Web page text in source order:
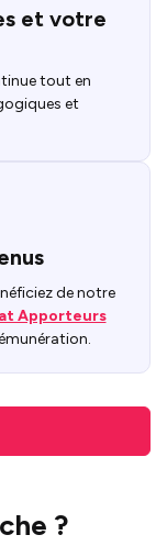
et votre
tout en
et
de notre
Apporteurs
?